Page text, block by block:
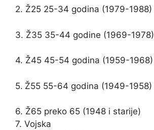
2. Ž25 25-34 godina (1979-1988)
3. Ž35 35-44 godine (1969-1978)
4. Ž45 45-54 godina (1959-1968)
5. Ž55 55-64 godina (1949-1958)
6. Ž65 preko 65 (1948 i starije)
7. Vojska